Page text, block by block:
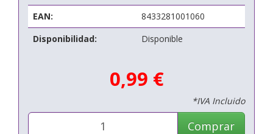
EAN:
8433281001060
Disponibilidad:
Disponible
0,99 €
*IVA Incluido
Comprar